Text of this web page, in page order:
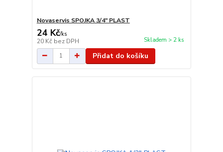
Novaservis SPOJKA 3/4" PLAST
24 Kč/ks
20 Kč bez DPH Skladem > 2 ks
Přidat do košíku